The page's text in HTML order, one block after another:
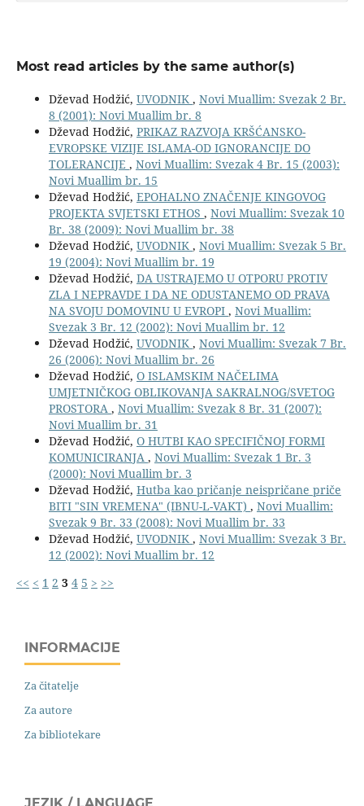
Most read articles by the same author(s)
Dževad Hodžić, UVODNIK , Novi Muallim: Svezak 2 Br.
8 (2001): Novi Muallim br. 8
Dževad Hodžić, PRIKAZ RAZVOJA KRŠĆANSKO-
EVROPSKE VIZIJE ISLAMA-OD IGNORANCIJE DO
TOLERANCIJE , Novi Muallim: Svezak 4 Br. 15 (2003):
Novi Muallim br. 15
Dževad Hodžić, EPOHALNO ZNAČENJE KINGOVOG
PROJEKTA SVJETSKI ETHOS , Novi Muallim: Svezak 10
Br. 38 (2009): Novi Muallim br. 38
Dževad Hodžić, UVODNIK , Novi Muallim: Svezak 5 Br.
19 (2004): Novi Muallim br. 19
Dževad Hodžić, DA USTRAJEMO U OTPORU PROTIV
ZLA I NEPRAVDE I DA NE ODUSTANEMO OD PRAVA
NA SVOJU DOMOVINU U EVROPI , Novi Muallim:
Svezak 3 Br. 12 (2002): Novi Muallim br. 12
Dževad Hodžić, UVODNIK , Novi Muallim: Svezak 7 Br.
26 (2006): Novi Muallim br. 26
Dževad Hodžić, O ISLAMSKIM NAČELIMA
UMJETNIČKOG OBLIKOVANJA SAKRALNOG/SVETOG
PROSTORA , Novi Muallim: Svezak 8 Br. 31 (2007):
Novi Muallim br. 31
Dževad Hodžić, O HUTBI KAO SPECIFIČNOJ FORMI
KOMUNICIRANJA , Novi Muallim: Svezak 1 Br. 3
(2000): Novi Muallim br. 3
Dževad Hodžić, Hutba kao pričanje neispričane priče
BITI "SIN VREMENA" (IBNU-L-VAKT) , Novi Muallim:
Svezak 9 Br. 33 (2008): Novi Muallim br. 33
Dževad Hodžić, UVODNIK , Novi Muallim: Svezak 3 Br.
12 (2002): Novi Muallim br. 12
<< < 1 2 3 4 5 > >>
INFORMACIJE
Za čitatelje
Za autore
Za bibliotekare